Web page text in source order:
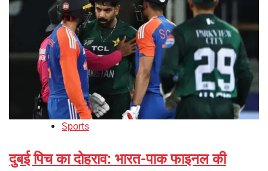
Sports
दुबई पिच का दोहराव: भारत-पाक फाइनल की